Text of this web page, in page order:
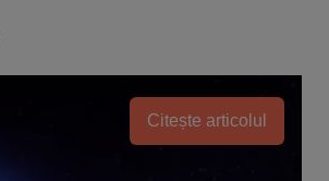
Citește articolul